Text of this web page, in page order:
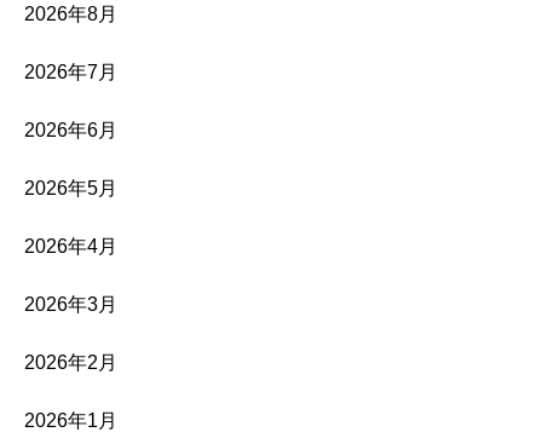
2026年8月
2026年7月
2026年6月
2026年5月
2026年4月
2026年3月
2026年2月
2026年1月